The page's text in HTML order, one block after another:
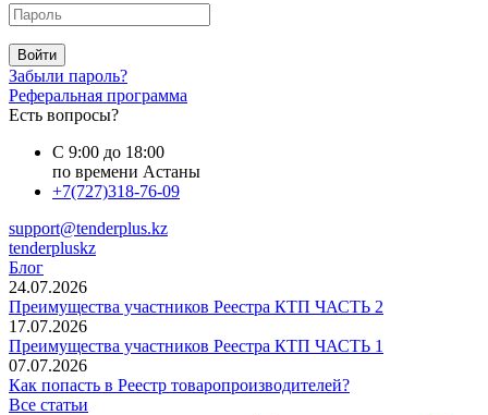
Войти
Забыли пароль?
Реферальная программа
Есть вопросы?
С 9:00 до 18:00
по времени Астаны
+7(727)318-76-09
support@tenderplus.kz
tenderpluskz
Блог
24.07.2026
Преимущества участников Реестра КТП ЧАСТЬ 2
17.07.2026
Преимущества участников Реестра КТП ЧАСТЬ 1
07.07.2026
Как попасть в Реестр товаропроизводителей?
Все статьи